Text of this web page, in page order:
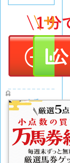
令和ケ
イバ
評価
なし
(0
件)